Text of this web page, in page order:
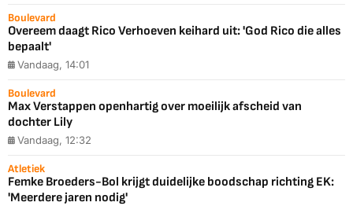
Boulevard
Overeem daagt Rico Verhoeven keihard uit: 'God Rico die alles
bepaalt'
Vandaag, 14:01
Boulevard
Max Verstappen openhartig over moeilijk afscheid van
dochter Lily
Vandaag, 12:32
Atletiek
Femke Broeders-Bol krijgt duidelijke boodschap richting EK:
'Meerdere jaren nodig'